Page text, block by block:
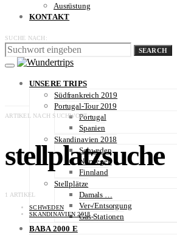
Ausrüstung
KONTAKT
SUCHE NACH:
SEARCH
UNSERE TRIPS
Südfrankreich 2019
Portugal-Tour 2019
Portugal
Spanien
Skandinavien 2018
Schweden
Norwegen
Finnland
Stellplätze
Damals …
Ver-/Entsorgung
Gas-Stationen
BABA 2000 E
ARTIKEL NACH SUCHWORT
stellplatzsuche
1 ARTIKEL
SCHWEDEN
SKANDINAVIEN 2018